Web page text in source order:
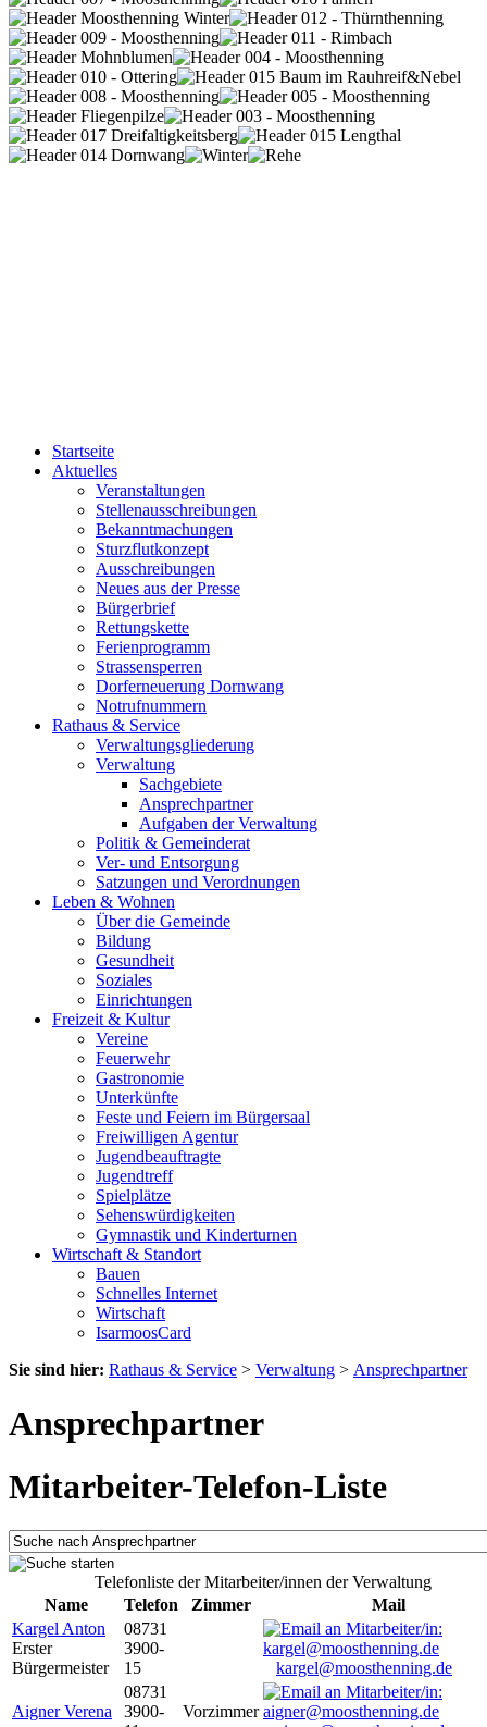
Startseite
Aktuelles
Veranstaltungen
Stellenausschreibungen
Bekanntmachungen
Sturzflutkonzept
Ausschreibungen
Neues aus der Presse
Bürgerbrief
Rettungskette
Ferienprogramm
Strassensperren
Dorferneuerung Dornwang
Notrufnummern
Rathaus & Service
Verwaltungsgliederung
Verwaltung
Sachgebiete
Ansprechpartner
Aufgaben der Verwaltung
Politik & Gemeinderat
Ver- und Entsorgung
Satzungen und Verordnungen
Leben & Wohnen
Über die Gemeinde
Bildung
Gesundheit
Soziales
Einrichtungen
Freizeit & Kultur
Vereine
Feuerwehr
Gastronomie
Unterkünfte
Feste und Feiern im Bürgersaal
Freiwilligen Agentur
Jugendbeauftragte
Jugendtreff
Spielplätze
Sehenswürdigkeiten
Gymnastik und Kinderturnen
Wirtschaft & Standort
Bauen
Schnelles Internet
Wirtschaft
IsarmoosCard
Sie sind hier: Rathaus & Service > Verwaltung > Ansprechpartner
Ansprechpartner
Mitarbeiter-Telefon-Liste
Telefonliste der Mitarbeiter/innen der Verwaltung
Name
Telefon Zimmer
Mail
Kargel Anton
Erster
Bürgermeister
08731
3900-
15
kargel@moosthenning.de
Aigner Verena
08731
3900-
Vorzimmer